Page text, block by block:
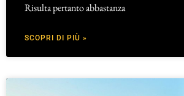
Risulta pertanto abbastanza
SCOPRI DI PIÙ »